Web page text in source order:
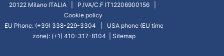
20122 Milano ITALIA | P.IVA/C.F IT12206900156 |
Cookie policy
EU Phone: (+39) 338-229-3304 | USA phone (EU time
zone): (+1) 410-317-8104 | Sitemap